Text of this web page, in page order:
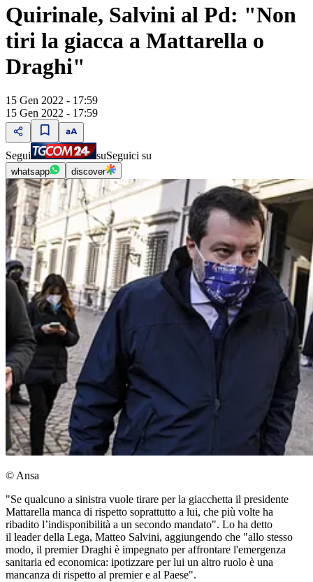
Quirinale, Salvini al Pd: "Non
tiri la giacca a Mattarella o
Draghi"
15 Gen 2022 - 17:59
15 Gen 2022 - 17:59
Segui suSeguici su
whatsapp discover
© Ansa
"Se qualcuno a sinistra vuole tirare per la giacchetta il presidente
Mattarella manca di rispetto soprattutto a lui, che più volte ha
ribadito l’indisponibilità a un secondo mandato". Lo ha detto
il leader della Lega, Matteo Salvini, aggiungendo che "allo stesso
modo, il premier Draghi è impegnato per affrontare l'emergenza
sanitaria ed economica: ipotizzare per lui un altro ruolo è una
mancanza di rispetto al premier e al Paese".